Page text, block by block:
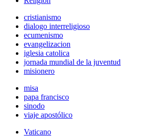
cristianismo
dialogo interreligioso
ecumenismo
evangelizacion
iglesia catolica
jornada mundial de la juventud
misionero
misa
papa francisco
sinodo
viaje apostólico
Vaticano